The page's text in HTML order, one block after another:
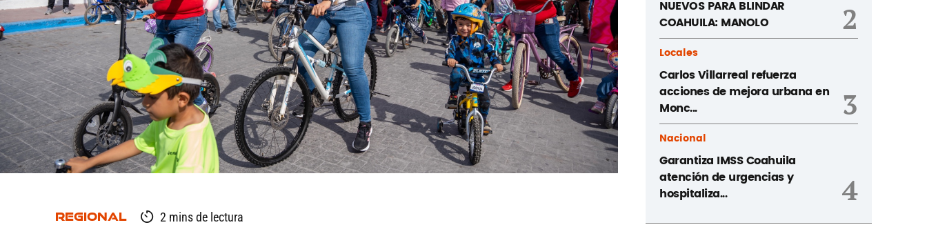
REGIONAL 2 mins de lectura
NUEVOS PARA BLINDAR
COAHUILA: MANOLO
2
Locales
Carlos Villarreal refuerza
acciones de mejora urbana en
Monc...
3
Nacional
Garantiza IMSS Coahuila
atención de urgencias y
hospitaliza...
4